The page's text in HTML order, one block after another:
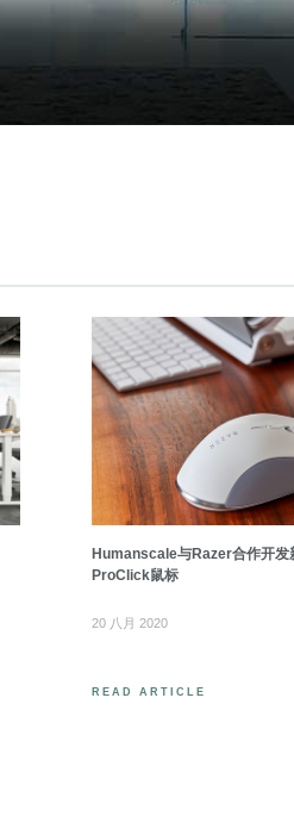
中文
Select
Region
Humanscale与Razer合作开发
ProClick鼠标
20 八月 2020
READ ARTICLE